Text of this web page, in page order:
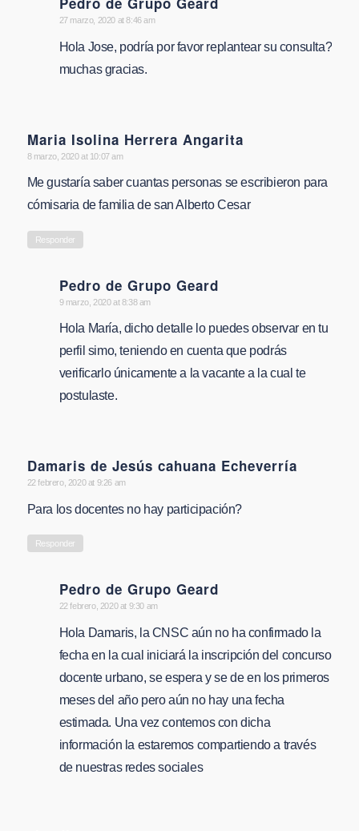
says:
27 marzo, 2020 at 8:46 am
Hola Jose, podría por favor replantear su consulta?
muchas gracias.
Maria Isolina Herrera Angarita
says:
8 marzo, 2020 at 10:07 am
Me gustaría saber cuantas personas se escribieron para
cómisaria de familia de san Alberto Cesar
Responder
Pedro de Grupo Geard
says:
9 marzo, 2020 at 8:38 am
Hola María, dicho detalle lo puedes observar en tu
perfil simo, teniendo en cuenta que podrás
verificarlo únicamente a la vacante a la cual te
postulaste.
Damaris de Jesús cahuana Echeverría
says:
22 febrero, 2020 at 9:26 am
Para los docentes no hay participación?
Responder
Pedro de Grupo Geard
says:
22 febrero, 2020 at 9:30 am
Hola Damaris, la CNSC aún no ha confirmado la
fecha en la cual iniciará la inscripción del concurso
docente urbano, se espera y se de en los primeros
meses del año pero aún no hay una fecha
estimada. Una vez contemos con dicha
información la estaremos compartiendo a través
de nuestras redes sociales